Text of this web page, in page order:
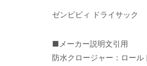
ゼンビビィ ドライサック
■メーカー説明文引用
防水クロージャー：ロー